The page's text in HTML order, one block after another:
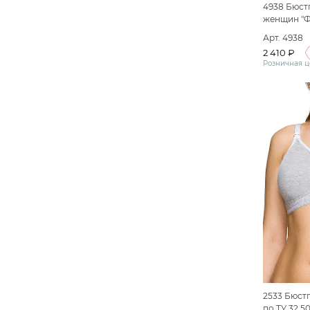
4938
женщин
Арт. 4938
2 410 ₽
Розничная
2533